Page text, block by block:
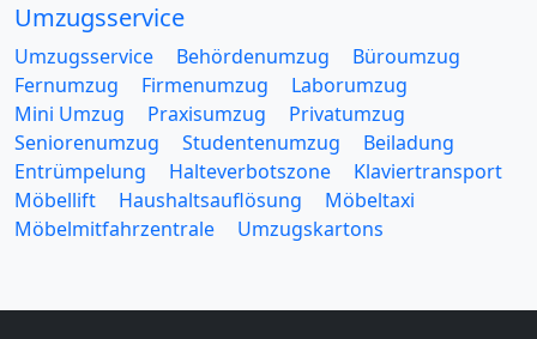
Umzugsservice
Umzugsservice Behördenumzug
Büroumzug
Fernumzug
Firmenumzug
Laborumzug
Mini Umzug
Praxisumzug
Privatumzug
Seniorenumzug
Studentenumzug
Beiladung
Entrümpelung
Halteverbotszone
Klaviertransport
Möbellift
Haushaltsauflösung
Möbeltaxi
Möbelmitfahrzentrale
Umzugskartons